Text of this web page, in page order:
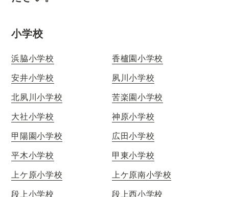
小学校
浜脇小学校
香櫨園小学校
安井小学校
夙川小学校
北夙川小学校
苦楽園小学校
大社小学校
神原小学校
甲陽園小学校
広田小学校
平木小学校
甲東小学校
上ケ原小学校
上ケ原南小学校
段上小学校
段上西小学校